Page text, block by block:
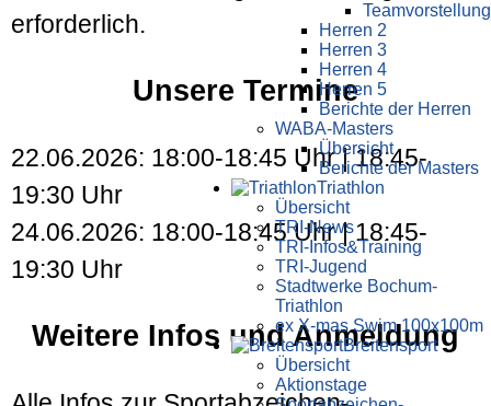
Teamvorstellung
Herren 2
Herren 3
Herren 4
Herren 5
Berichte der Herren
WABA-Masters
Übersicht
Berichte der Masters
Triathlon
Übersicht
TRI-News
TRI-Infos&Training
TRI-Jugend
Stadtwerke Bochum-
Triathlon
ex X-mas Swim 100x100m
Breiten­sport
Übersicht
Aktionstage
erforderlich.
Unsere Termine
22.06.2026: 18:00-18:45 Uhr | 18:45-
19:30 Uhr
24.06.2026: 18:00-18:45 Uhr | 18:45-
19:30 Uhr
Weitere Infos und Anmeldung